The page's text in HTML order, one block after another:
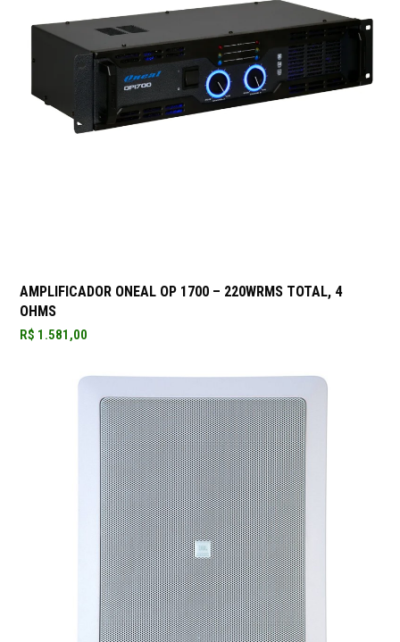
AMPLIFICADOR ONEAL OP 1700 – 220WRMS TOTAL, 4
OHMS
R$ 1.581,00